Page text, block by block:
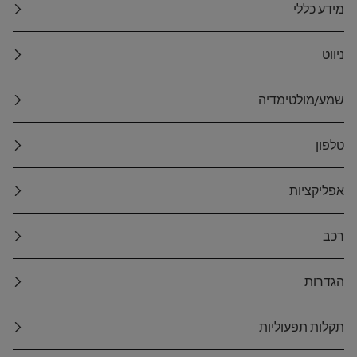
מידע כללי
ניווט
שמע/מולטימדיה
טלפון
אפליקציות
רכב
הגדרות
תקלות תפעוליות